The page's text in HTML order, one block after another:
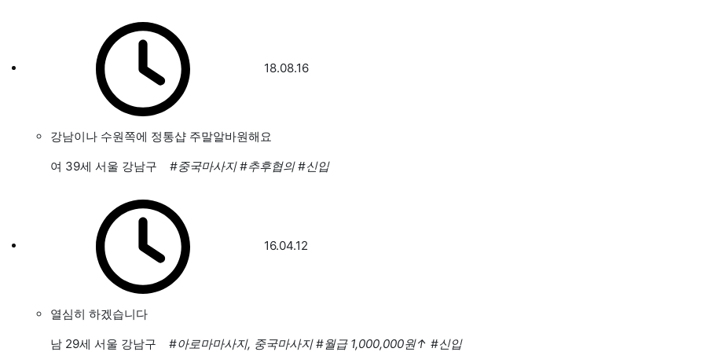
18.08.16
강남이나 수원쪽에 정통샵 주말알바원해요
여 39세 서울 강남구 #중국마사지 #추후협의 #신입
16.04.12
열심히 하겠습니다
남 29세 서울 강남구 #아로마마사지, 중국마사지 #월급 1,000,000원↑ #신입